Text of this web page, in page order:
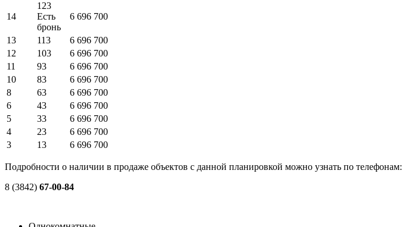
14
123
Есть
бронь
6 696 700
13 113
6 696 700
12
103
6 696 700
11
93
6 696 700
10
83
6 696 700
8
63
6 696 700
6
43
6 696 700
5
33
6 696 700
4
23
6 696 700
3
13 6 696 700
Подробности о наличии в продаже объектов с данной планировкой можно узнать по телефонам:
8 (3842) 67-00-84